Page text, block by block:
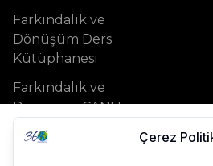
Farkındalık ve
Dönüşüm Ders
Kütüphanesi
Farkındalık ve
Dönüşüm CANLI
PROGRAMI
Destek
Çerez